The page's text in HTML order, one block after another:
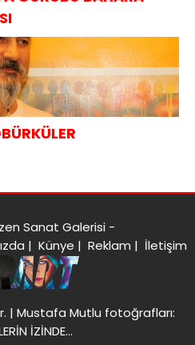
Sanat Galerisi -
| Künye | Reklam | İletişim
| Mustafa Mutlu fotoğrafları:
İZİNDE…